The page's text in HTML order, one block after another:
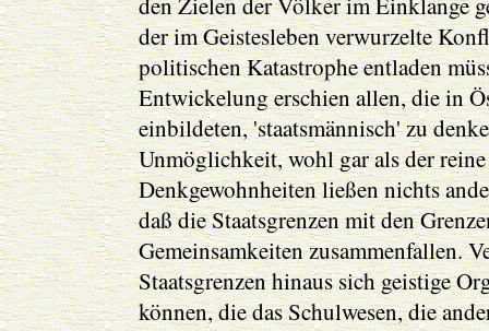
der im Geistesleben verwurzelte
politischen Katastrophe entladen
Entwickelung erschien allen, die in
einbildeten, 'staatsmännisch' zu
Unmöglichkeit, wohl gar als der
Denkgewohnheiten ließen nichts
daß die Staatsgrenzen mit den
Gemeinsamkeiten zusammenfallen.
Staatsgrenzen hinaus sich geistige
können, die das Schulwesen, die